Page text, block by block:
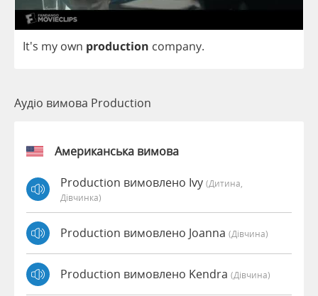
It's my own production company.
Аудіо вимова Production
Американська вимова
Production вимовлено Ivy (дитина,
Дівчинка)
Production вимовлено Joanna (дівчина)
Production вимовлено Kendra (дівчина)